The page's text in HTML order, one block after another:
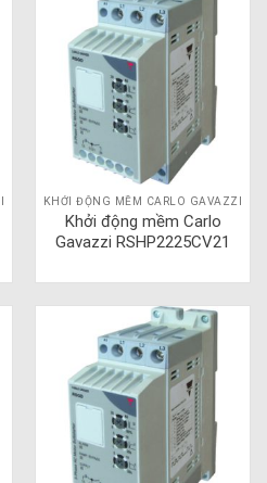
KHỞI ĐỘNG MỀM CARLO GAVAZZI
Khởi động mềm Carlo
Gavazzi RSHP2225CV21